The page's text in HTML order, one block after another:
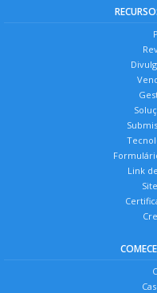
Link